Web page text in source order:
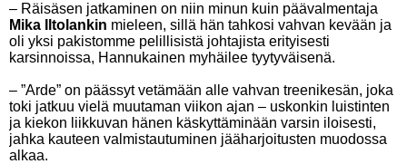
– Räisäsen jatkaminen on niin minun kuin päävalmentaja
Mika Iltolankin mieleen, sillä hän tahkosi vahvan kevään ja
oli yksi pakistomme pelillisistä johtajista erityisesti
karsinnoissa, Hannukainen myhäilee tyytyväisenä.
– ”Arde” on päässyt vetämään alle vahvan treenikesän, joka
toki jatkuu vielä muutaman viikon ajan – uskonkin luistinten
ja kiekon liikkuvan hänen käskyttäminään varsin iloisesti,
jahka kauteen valmistautuminen jääharjoitusten muodossa
alkaa.